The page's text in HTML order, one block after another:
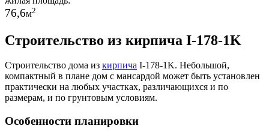
76,6м2
Строительство из кирпича I-178-1K
Строительство дома из кирпича I-178-1K. Небольшой,
компактный в плане дом с мансардой может быть установлен
практически на любых участках, различающихся и по
размерам, и по грунтовым условиям.
Особенности планировки